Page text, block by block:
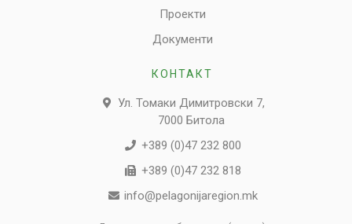
Проекти
Документи
КОНТАКТ
Ул. Томаки Димитровски 7,
7000 Битола
+389 (0)47 232 800
+389 (0)47 232 818
info@pelagonijaregion.mk